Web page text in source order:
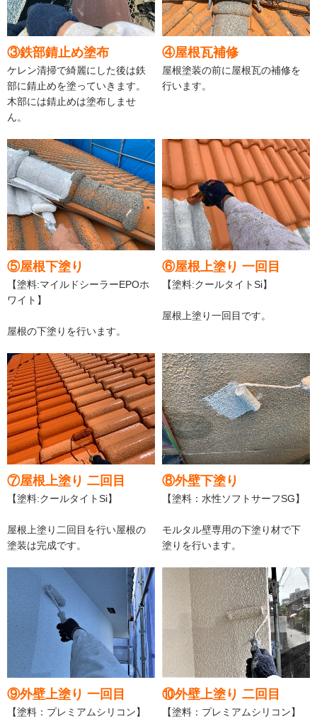
③鉄部錆止め塗布
ケレン清掃で綺麗にした後は鉄
部に錆止めを塗っていきます。
木部には錆止めは塗布しませ
ん。
④屋根瓦補修
屋根塗装の前に屋根瓦の補修を
行います。
⑤屋根下塗り
【塗料:マイルドシーラーEPOホ
ワイト】
屋根の下塗りを行います。
⑥屋根上塗り 一回目
【塗料:クールタイトSi】
屋根上塗り一回目です。
⑦屋根上塗り 二回目
【塗料:クールタイトSi】
屋根上塗り二回目を行い屋根の
塗装は完成です。
⑧外壁下塗り
【塗料：水性ソフトサーフSG】
モルタル壁専用の下塗り材で下
塗りを行います。
⑨外壁上塗り 一回目
【塗料：プレミアムシリコン】
⑩外壁上塗り 二回目
【塗料：プレミアムシリコン】